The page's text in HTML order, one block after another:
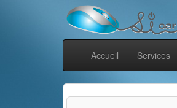
Accueil Services